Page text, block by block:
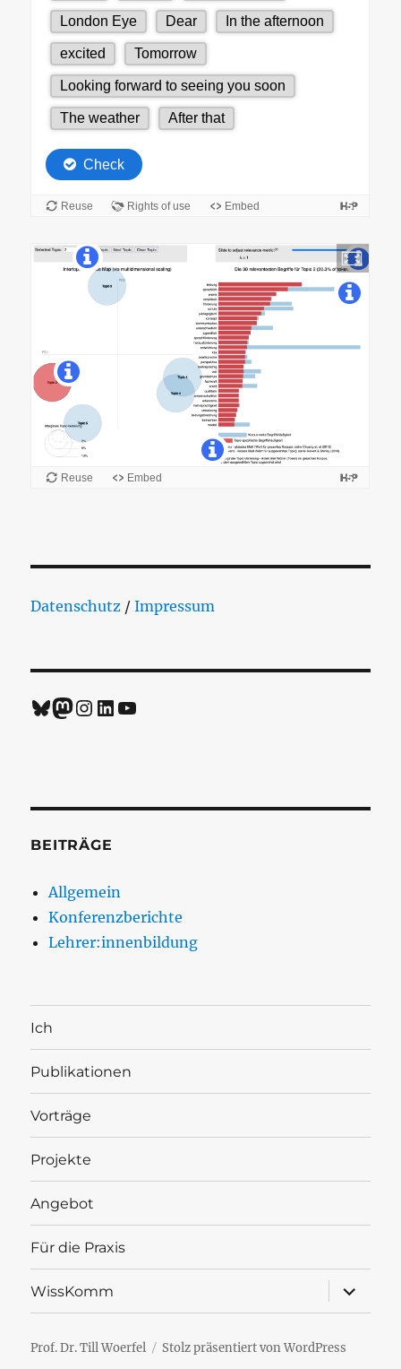
Datenschutz /Impressum
Bluesky
Mastodon
Instagram
LinkedIn
YouTube
BEITRÄGE
Allgemein
Konferenzberichte
Lehrer:innenbildung
Ich
Publikationen
Vorträge
Projekte
Angebot
Für die Praxis
WissKomm
öffnen
Prof. Dr. Till Woerfel Stolz präsentiert von WordPress